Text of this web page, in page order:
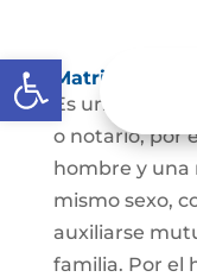
Abrir barra de
Matrimonio
Es un
o notario, por
hombre y una
mismo sexo,
auxiliarse
familia. Por el